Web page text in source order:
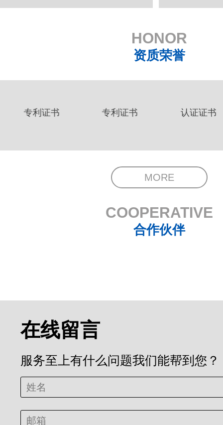
HONOR
资质荣誉
专利证书 专利证书 认证证书
MORE
COOPERATIVE
合作伙伴
在线留言
服务至上有什么问题我们能帮到您？